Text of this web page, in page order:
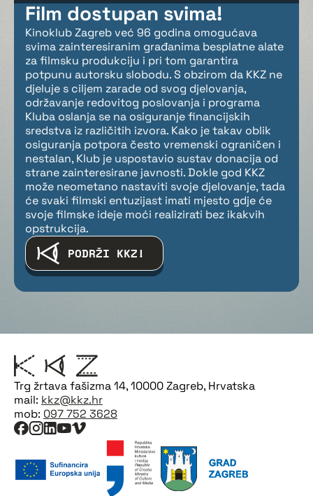
Film dostupan svima!
Kinoklub Zagreb već 96 godina omogućava
svima zainteresiranim građanima besplatne alate
za filmsku produkciju i pri tom garantira
potpunu autorsku slobodu. S obzirom da KKZ ne
djeluje s ciljem zarade od svog djelovanja,
održavanje redovitog poslovanja i programa
Kluba oslanja se na osiguranje financijskih
sredstva iz različitih izvora. Kako je takav oblik
osiguranja potpora često vremenski ograničen i
nestalan, Klub je uspostavio sustav donacija od
strane zainteresirane javnosti. Dokle god KKZ
može neometano nastaviti svoje djelovanje, tada
će svaki filmski entuzijast imati mjesto gdje će
svoje filmske ideje moći realizirati bez ikakvih
opstrukcija.
PODRŽI KKZ!
Trg žrtava fašizma 14, 10000 Zagreb, Hrvatska
mail: kkz@kkz.hr
mob: 097 752 3628